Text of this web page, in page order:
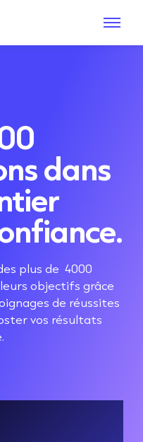
dans
plus de 4000
objectifs grâce
de réussites
vos résultats